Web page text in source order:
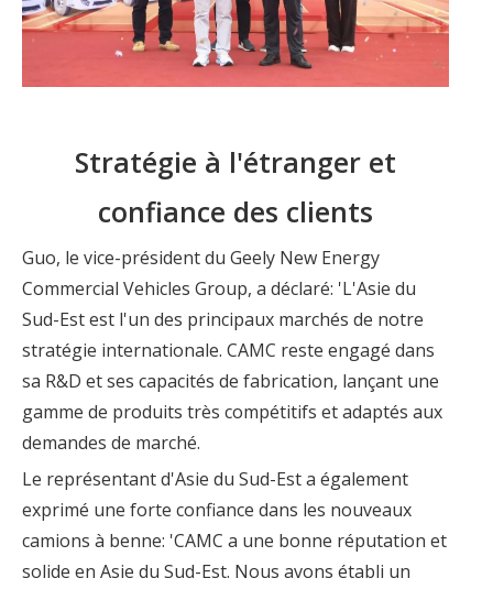
Stratégie à l'étranger et
confiance des clients
Guo, le vice-président du Geely New Energy
Commercial Vehicles Group, a déclaré: 'L'Asie du
Sud-Est est l'un des principaux marchés de notre
stratégie internationale. CAMC reste engagé dans
sa R&D et ses capacités de fabrication, lançant une
gamme de produits très compétitifs et adaptés aux
demandes de marché.
Le représentant d'Asie du Sud-Est a également
exprimé une forte confiance dans les nouveaux
camions à benne: 'CAMC a une bonne réputation et
solide en Asie du Sud-Est. Nous avons établi un